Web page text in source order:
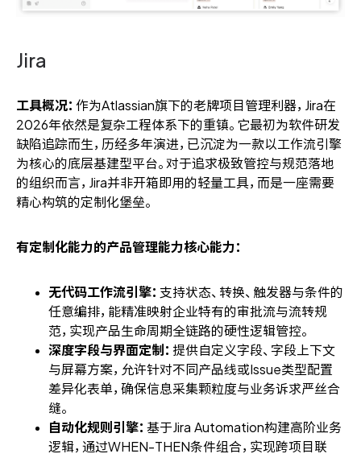
Jira
工具概况： 作为Atlassian旗下的老牌项目管理利器，Jira在
2026年依然是复杂工程体系下的重镇。它最初为软件研发
缺陷追踪而生，历经多年演进，已沉淀为一款以工作流引擎
为核心的底层基建型平台。对于追求极致管控与规范落地
的组织而言，Jira并非开箱即用的轻量工具，而是一座需要
精心构筑的定制化堡垒。
有定制化能力的产品管理能力核心能力：
无代码工作流引擎： 支持状态、转换、触发器与条件的
任意编排，能精准映射企业特有的审批流与流转规
范，实现产品生命周期全链路的硬性逻辑管控。
深度字段与界面定制： 提供自定义字段、字段上下文
与屏幕方案，允许针对不同产品线或Issue类型配置
差异化表单，确保信息采集颗粒度与业务诉求严丝合
缝。
自动化规则引擎： 基于Jira Automation构建高阶业务
逻辑，通过WHEN-THEN条件组合，实现跨项目联